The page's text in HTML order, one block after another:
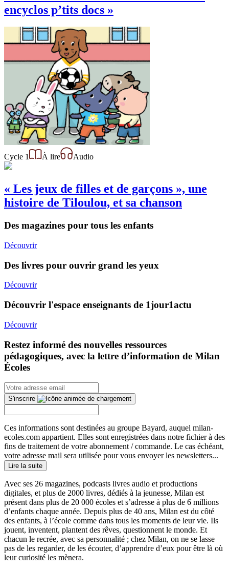
encyclos p’tits docs »
Cycle 1 À lire Audio
« Les jeux de filles et de garçons », une
histoire de Tiloulou, et sa chanson
Des magazines pour tous les enfants
Découvrir
Des livres pour ouvrir grand les yeux
Découvrir
Découvrir l'espace enseignants de 1jour1actu
Découvrir
Restez informé des nouvelles ressources
pédagogiques, avec la lettre d’information de Milan
Écoles
S'inscrire
Ces informations sont destinées au groupe Bayard, auquel milan-
ecoles.com appartient. Elles sont enregistrées dans notre fichier à des
fins de traitement de votre abonnement / commande. Le cas échéant,
votre adresse mail sera utilisée pour vous envoyer les newsletters...
Lire la suite
Avec ses 26 magazines, podcasts livres audio et productions
digitales, et plus de 2000 livres, dédiés à la jeunesse, Milan est
présent dans plus de 20 000 écoles et s’adresse à plus de 6 millions
d’enfants chaque année. Depuis plus de 40 ans, Milan est du côté
des enfants, à l’école comme dans tous les moments de leur vie. Ils
jouent, inventent, plantent des rêves, questionnent le monde. Et
chacun le recrée, avec sa personnalité ; chez Milan, on ne se lasse
pas de les regarder, de les écouter, d’apprendre d’eux pour être là où
leur curiosité les mènera.